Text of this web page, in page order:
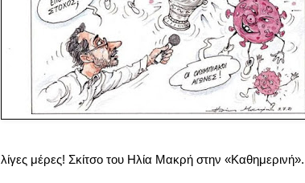
λίγες μέρες! Σκίτσο του Ηλία Μακρή στην «Καθημερινή».